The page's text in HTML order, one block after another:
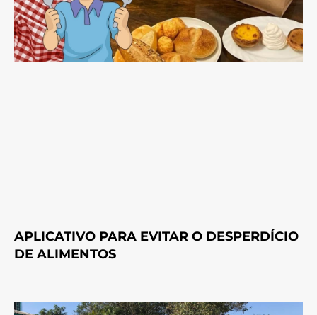
APLICATIVO PARA EVITAR O DESPERDÍCIO
DE ALIMENTOS